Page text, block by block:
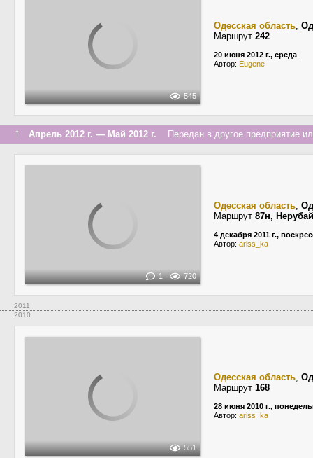
545
Одесская область,
Маршрут 242
20 июня 2012 г., среда
Автор: Eugene
↑ Апрель 2012 г. — Май 2012 г. Передан в другое предприятие
1 720
Одесская область,
Маршрут 87н,
4 декабря 2011 г.,
Автор: ariss_ka
2011
2010
551
Одесская область,
Маршрут 168
28 июня 2010 г.,
Автор: ariss_ka